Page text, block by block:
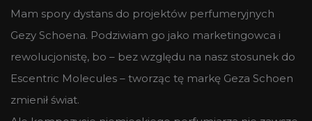
Mam spory dystans do projektów perfumeryjnych
Gezy Schoena. Podziwiam go jako marketingowca i
rewolucjonistę, bo – bez względu na nasz stosunek do
Escentric Molecules – tworząc tę markę Geza Schoen
zmienił świat.